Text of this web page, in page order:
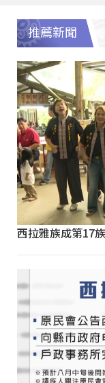
推薦新聞
西拉雅族成第17